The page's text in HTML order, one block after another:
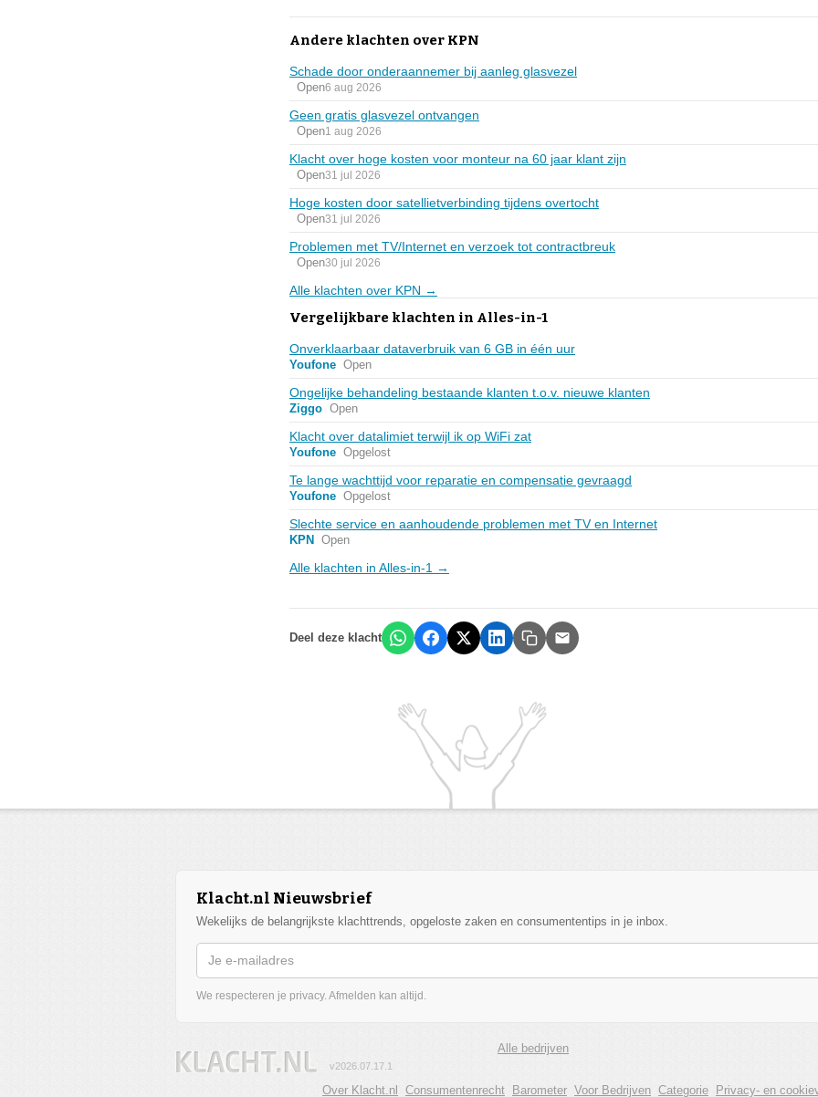
Andere klachten over KPN
Schade door onderaannemer bij aanleg glasvezel
Open6 aug 2026
Geen gratis glasvezel ontvangen
Open1 aug 2026
Klacht over hoge kosten voor monteur na 60 jaar klant zijn
Open31 jul 2026
Hoge kosten door satellietverbinding tijdens overtocht
Open31 jul 2026
Problemen met TV/Internet en verzoek tot contractbreuk
Open30 jul 2026
Alle klachten over KPN →
Vergelijkbare klachten in Alles-in-1
Onverklaarbaar dataverbruik van 6 GB in één uur
Youfone Open
Ongelijke behandeling bestaande klanten t.o.v. nieuwe klanten
Ziggo Open
Klacht over datalimiet terwijl ik op WiFi zat
Youfone Opgelost
Te lange wachttijd voor reparatie en compensatie gevraagd
Youfone Opgelost
Slechte service en aanhoudende problemen met TV en Internet
KPN Open
Alle klachten in Alles-in-1 →
Deel deze klacht
Klacht.nl Nieuwsbrief
Wekelijks de belangrijkste klachttrends, opgeloste zaken en consumententips in je inbox.
We respecteren je privacy. Afmelden kan altijd.
Alle bedrijven
v2026.07.17.1
Over Klacht.nl Consumentenrecht Barometer Voor Bedrijven Categorie Privacy- en